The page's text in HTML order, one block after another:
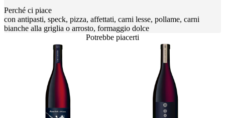
Perché ci piace
con antipasti, speck, pizza, affettati, carni lesse, pollame, carni
bianche alla griglia o arrosto, formaggio dolce
Potrebbe piacerti